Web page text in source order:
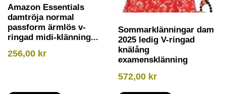
Amazon Essentials
damtröja normal
passform ärmlös v-
ringad midi-klänning...
256,00 kr
Sommarklänningar dam
2025 ledig V-ringad
knälång
examensklänning
572,00 kr